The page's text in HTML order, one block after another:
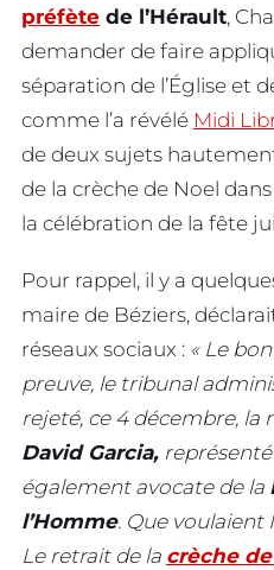
préfète de l’Hérault,
demander de faire
séparation de l’Église et
comme l’a révélé Midi
de deux sujets
de la crèche de Noel
la célébration de la fête
Pour rappel, il y a
maire de Béziers,
réseaux sociaux : « Le
preuve, le tribunal
rejeté, ce 4 décembre, la
David Garcia,
également avocate de la
l’Homme. Que voulaient
Le retrait de la crèche